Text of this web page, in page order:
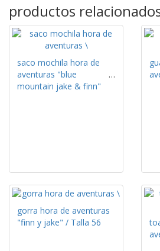
productos
saco mochila hora de
aventuras "blue
mountain jake & finn"
gorra hora de aventuras
"finn y jake" / Talla 56